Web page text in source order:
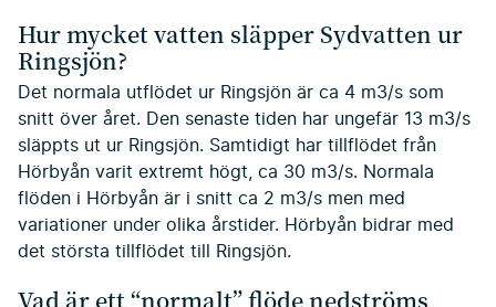
Hur mycket vatten släpper Sydvatten ur
Ringsjön?
Det normala utflödet ur Ringsjön är ca 4 m3/s som
snitt över året. Den senaste tiden har ungefär 13 m3/s
släppts ut ur Ringsjön. Samtidigt har tillflödet från
Hörbyån varit extremt högt, ca 30 m3/s. Normala
flöden i Hörbyån är i snitt ca 2 m3/s men med
variationer under olika årstider. Hörbyån bidrar med
det största tillflödet till Ringsjön.
Vad är ett “normalt” flöde nedströms